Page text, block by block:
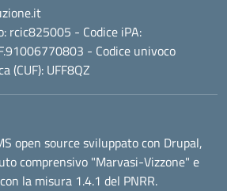
rcic825005 - Codice iPA:
- Codice univoco
UFF8QZ
open source sviluppato con Drupal,
comprensivo "Marvasi-Vizzone" e
la misura 1.4.1 del PNRR.